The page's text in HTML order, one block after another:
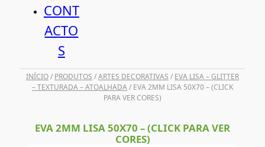
CONT
ACTO
S
INÍCIO/ PRODUTOS /ARTES DECORATIVAS / EVA LISA – GLITTER
– TEXTURADA – ATOALHADA/ EVA 2MM LISA 50X70 – (CLICK
PARA VER CORES)
EVA 2MM LISA 50X70 – (CLICK PARA VER
CORES)